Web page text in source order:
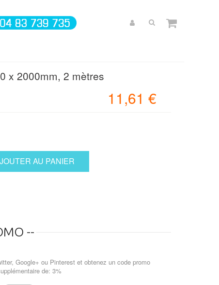
x 2000mm, 2 mètres
11,61 €
AU PANIER
--
Google+ ou Pinterest et obtenez un code promo
de: 3%